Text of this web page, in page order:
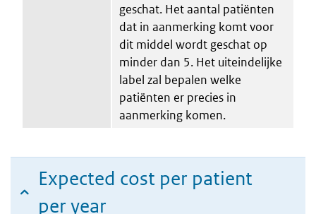
geschat. Het aantal patiënten
dat in aanmerking komt voor
dit middel wordt geschat op
minder dan 5. Het uiteindelijke
label zal bepalen welke
patiënten er precies in
aanmerking komen.
Expected cost per patient
per year